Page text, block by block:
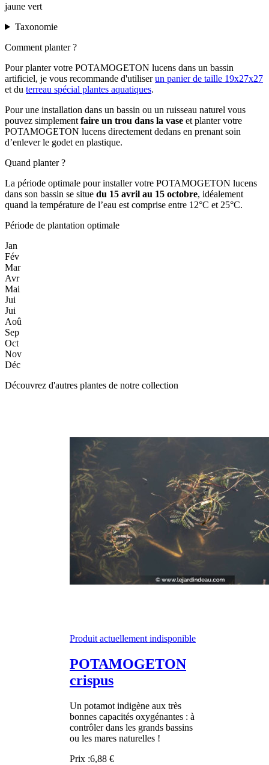
jaune vert
Taxonomie
Comment planter ?
Pour planter votre POTAMOGETON lucens dans un bassin
artificiel, je vous recommande d'utiliserun panier de taille 19x27x27
et du terreau spécial plantes aquatiques.
Pour une installation dans un bassin ou un ruisseau naturel vous
pouvez simplement faire un trou dans la vase et planter votre
POTAMOGETON lucens directement dedans en prenant soin
d’enlever le godet en plastique.
Quand planter ?
La période optimale pour installer votre POTAMOGETON lucens
dans son bassin se situe du 15 avril au 15 octobre, idéalement
quand la température de l’eau est comprise entre 12°C et 25°C.
Période de plantation optimale
Jan
Fév
Mar
Avr
Mai
Jui
Jui
Aoû
Sep
Oct
Nov
Déc
Découvrez d'autres plantes de notre collection
Produit actuellement indisponible
POTAMOGETON
crispus
Un potamot indigène aux très
bonnes capacités oxygénantes : à
contrôler dans les grands bassins
ou les mares naturelles !
Prix :6,88 €